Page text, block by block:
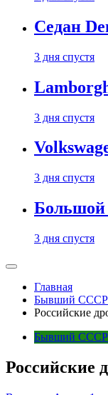
Седан
3 дня спустя
3 дня спустя
3 дня спустя
Большой
3 дня спустя
Главная
Бывший СССР
Российские
Бывший СССР
Российские